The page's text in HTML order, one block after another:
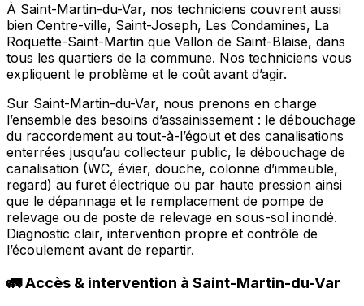
À Saint-Martin-du-Var, nos techniciens couvrent aussi
bien Centre-ville, Saint-Joseph, Les Condamines, La
Roquette-Saint-Martin que Vallon de Saint-Blaise, dans
tous les quartiers de la commune. Nos techniciens vous
expliquent le problème et le coût avant d’agir.
Sur Saint-Martin-du-Var, nous prenons en charge
l’ensemble des besoins d’assainissement : le débouchage
du raccordement au tout-à-l’égout et des canalisations
enterrées jusqu’au collecteur public, le débouchage de
canalisation (WC, évier, douche, colonne d’immeuble,
regard) au furet électrique ou par haute pression ainsi
que le dépannage et le remplacement de pompe de
relevage ou de poste de relevage en sous-sol inondé.
Diagnostic clair, intervention propre et contrôle de
l’écoulement avant de repartir.
🚛 Accès & intervention à Saint-Martin-du-Var